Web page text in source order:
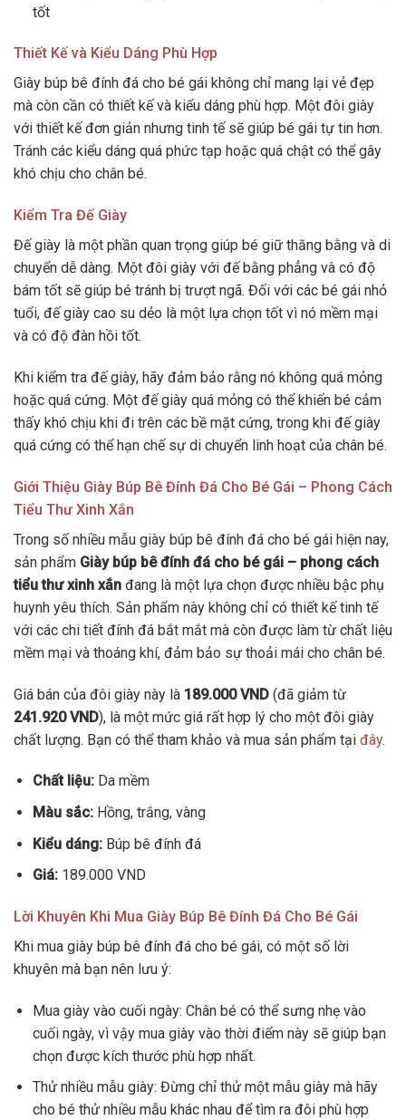
tốt
Thiết Kế và Kiểu Dáng Phù Hợp
Giày búp bê đính đá cho bé gái không chỉ mang lại vẻ đẹp
mà còn cần có thiết kế và kiểu dáng phù hợp. Một đôi giày
với thiết kế đơn giản nhưng tinh tế sẽ giúp bé gái tự tin hơn.
Tránh các kiểu dáng quá phức tạp hoặc quá chật có thể gây
khó chịu cho chân bé.
Kiểm Tra Đế Giày
Đế giày là một phần quan trọng giúp bé giữ thăng bằng và di
chuyển dễ dàng. Một đôi giày với đế bằng phẳng và có độ
bám tốt sẽ giúp bé tránh bị trượt ngã. Đối với các bé gái nhỏ
tuổi, đế giày cao su dẻo là một lựa chọn tốt vì nó mềm mại
và có độ đàn hồi tốt.
Khi kiểm tra đế giày, hãy đảm bảo rằng nó không quá mỏng
hoặc quá cứng. Một đế giày quá mỏng có thể khiến bé cảm
thấy khó chịu khi đi trên các bề mặt cứng, trong khi đế giày
quá cứng có thể hạn chế sự di chuyển linh hoạt của chân bé.
Giới Thiệu Giày Búp Bê Đính Đá Cho Bé Gái – Phong Cách
Tiểu Thư Xinh Xắn
Trong số nhiều mẫu giày búp bê đính đá cho bé gái hiện nay,
sản phẩm Giày búp bê đính đá cho bé gái – phong cách
tiểu thư xinh xắn đang là một lựa chọn được nhiều bậc phụ
huynh yêu thích. Sản phẩm này không chỉ có thiết kế tinh tế
với các chi tiết đính đá bắt mắt mà còn được làm từ chất liệu
mềm mại và thoáng khí, đảm bảo sự thoải mái cho chân bé.
Giá bán của đôi giày này là 189.000 VND (đã giảm từ
241.920 VND), là một mức giá rất hợp lý cho một đôi giày
chất lượng. Bạn có thể tham khảo và mua sản phẩm tại đây.
Chất liệu:Da mềm
Màu sắc:Hồng, trắng, vàng
Kiểu dáng:Búp bê đính đá
Giá:189.000 VND
Lời Khuyên Khi Mua Giày Búp Bê Đính Đá Cho Bé Gái
Khi mua giày búp bê đính đá cho bé gái, có một số lời
khuyên mà bạn nên lưu ý:
Mua giày vào cuối ngày: Chân bé có thể sưng nhẹ vào
cuối ngày, vì vậy mua giày vào thời điểm này sẽ giúp bạn
chọn được kích thước phù hợp nhất.
Thử nhiều mẫu giày: Đừng chỉ thử một mẫu giày mà hãy
cho bé thử nhiều mẫu khác nhau để tìm ra đôi phù hợp